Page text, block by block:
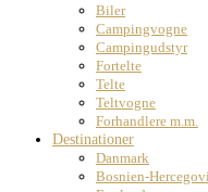
Biler
Campingvogne
Campingudstyr
Fortelte
Telte
Teltvogne
Forhandlere m.m.
Destinationer
Danmark
Bosnien-